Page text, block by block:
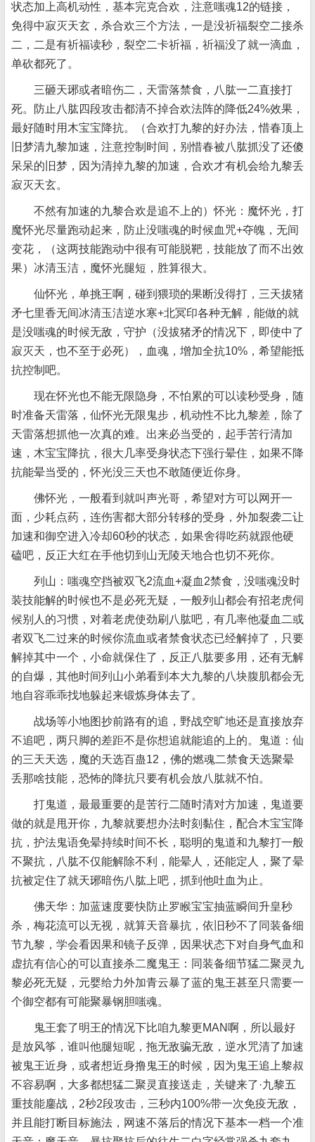
状态加上高机动性，基本完克合欢，注意嗤魂12的链接，
免得中寂灭天玄，杀合欢三个方法，一是没祈福裂空二接杀
二，二是有祈福读秒，裂空二卡祈福，祈福没了就一滴血，
单砍都死了。
三砸天琊或者暗伤二，天雷落禁食，八肱一二直接打
死。防止八肱四段攻击都清不掉合欢法阵的降低24%效果，
最好随时用木宝宝降抗。（合欢打九黎的好办法，惜春顶上
旧梦清九黎加速，注意控制时间，别惜春被八肱抓没了还傻
呆呆的旧梦，因为清掉九黎的加速，合欢才有机会给九黎丢
寂灭天玄。
不然有加速的九黎合欢是追不上的）怀光：魔怀光，打
魔怀光尽量跑动起来，防止没嗤魂的时候血咒+夺魄，无间
变花，（这两技能跑动中很有可能脱靶，技能放了而不出效
果）冰清玉洁，魔怀光腿短，胜算很大。
仙怀光，单挑王啊，碰到猥琐的果断没得打，三天拔猪
矛七里香无间冰清玉洁逆水寒+北冥印各种无解，能做的就
是没嗤魂的时候无敌，守护（没拔猪矛的情况下，即使中了
寂灭天，也不至于必死），血魂，增加全抗10%，希望能抵
抗控制吧。
现在怀光也不能无限隐身，不怕累的可以读秒受身，随
时准备天雷落，仙怀光无限鬼步，机动性不比九黎差，除了
天雷落想抓他一次真的难。出来必当受的，起手苦行清加
速，木宝宝降抗，很大几率受身状态下强行晕住，如果不降
抗能晕当受的，怀光没三天也不敢随便近你身。
佛怀光，一般看到就叫声光哥，希望对方可以网开一
面，少耗点药，连伤害都大部分转移的受身，外加裂袭二让
加速和御空进入冷却60秒的状态，如果舍得吃药就跟他硬
磕吧，反正大红在手他切到山无陵天地合也切不死你。
列山：嗤魂空挡被双飞2流血+凝血2禁食，没嗤魂没时
装技能解的时候也不是必死无疑，一般列山都会有招老虎伺
候别人的习惯，对着老虎使劲刷八肱吧，有几率他凝血二或
者双飞二过来的时候你流血或者禁食状态已经解掉了，只要
解掉其中一个，小命就保住了，反正八肱要多用，还有无解
的自爆，其他时间列山小弟看到本大九黎的八块腹肌都会无
地自容乖乖找地躲起来锻炼身体去了。
战场等小地图抄前路有的追，野战空旷地还是直接放弃
不追吧，两只脚的差距不是你想追就能追的上的。鬼道：仙
的三天天选，魔的天选百蛊12，佛的燃魂二禁食天选聚晕
丢那啥技能，恐怖的降抗只要有机会放八肱就不怕。
打鬼道，最最重要的是苦行二随时清对方加速，鬼道要
做的就是甩开你，九黎就要想办法时刻黏住，配合木宝宝降
抗，护法鬼语免晕持续时间不长，聪明的鬼道和九黎打一般
不聚抗，八肱不仅能解除不利，能晕人，还能定人，聚了晕
抗被定住了就天琊暗伤八肱上吧，抓到他吐血为止。
佛天华：加蓝速度要快防止罗睺宝宝抽蓝瞬间升皇秒
杀，梅花流可以无视，就算天音暴抗，依旧秒不了同装备细
节九黎，学会看因果和镜子反弹，因果状态下对自身气血和
虚抗有信心的可以直接杀二魔鬼王：同装备细节猛二聚灵九
黎必死无疑，元婴给力外加青云暴了蓝的鬼王甚至只需要一
个御空都有可能聚暴钢胆嗤魂。
鬼王套了明王的情况下比咱九黎更MAN啊，所以最好
是放风筝，谁叫他腿短呢，拖无敌骗无敌，逆水咒清了加速
被鬼王近身，或者想近身撸鬼王的时候，因为鬼王追上黎叔
不容易啊，大多都想猛二聚灵直接送走，关键来了·九黎五
重技能鏖战，2秒2段攻击，三秒内100%带一次免疫无敌，
并且能打断目标施法，网速不落后的情况下基本一档一个准